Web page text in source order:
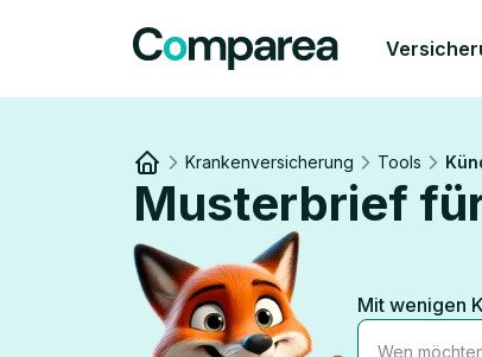
Link to
Krankenversicherung Tools
Musterbrief
Mit wenigen
Wen